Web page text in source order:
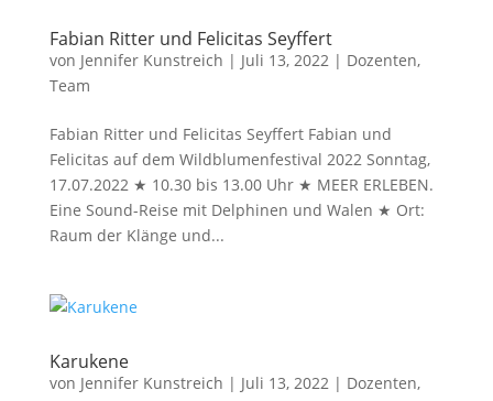
Fabian Ritter und Felicitas Seyffert
von Jennifer Kunstreich | Juli 13, 2022| Dozenten,
Team
Fabian Ritter und Felicitas Seyffert Fabian und
Felicitas auf dem Wildblumenfestival 2022 Sonntag,
17.07.2022 ★ 10.30 bis 13.00 Uhr ★ MEER ERLEBEN.
Eine Sound-Reise mit Delphinen und Walen ★ Ort:
Raum der Klänge und...
Karukene
von Jennifer Kunstreich | Juli 13, 2022| Dozenten,